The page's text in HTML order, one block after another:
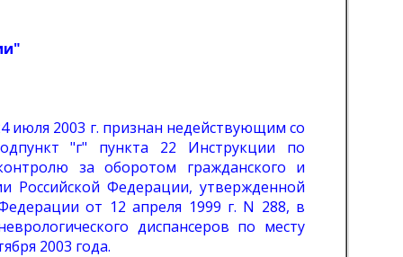
июля 2003 г. признан недействующим со
"г" пункта 22 Инструкции по
за оборотом гражданского и
Российской Федерации, утвержденной
от 12 апреля 1999 г. N 288, в
диспансеров по месту
2003 года.